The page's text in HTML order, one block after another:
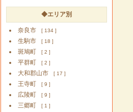
◆エリア別
奈良市 [ 134 ]
生駒市 [ 18 ]
斑鳩町 [ 2 ]
平群町 [ 2 ]
大和郡山市 [ 17 ]
王寺町 [ 9 ]
広陵町 [ 9 ]
三郷町 [ 1 ]